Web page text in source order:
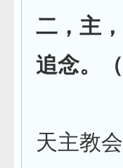
二，主
追念。
天主教